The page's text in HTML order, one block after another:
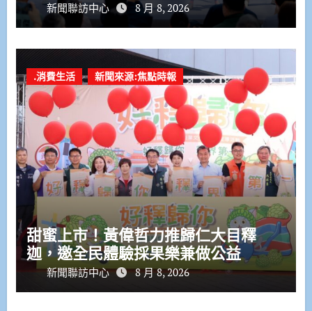
新聞聯訪中心 8 月 8, 2026
.消費生活 新聞來源:焦點時報
甜蜜上市！黃偉哲力推歸仁大目釋
迦，邀全民體驗採果樂兼做公益
新聞聯訪中心 8 月 8, 2026